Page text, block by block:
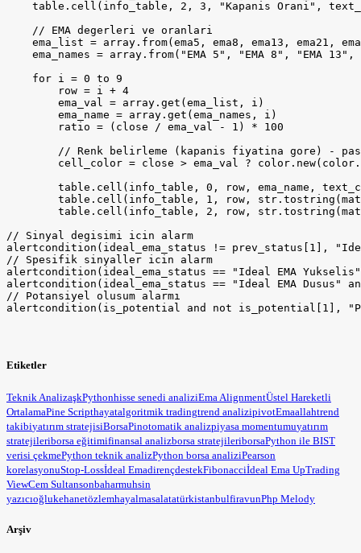
Etiketler
Teknik AnalizaşkPythonhisse senedi analiziEma AlignmentÜstel Hareketli
OrtalamaPine Scripthayatalgoritmik tradingtrend analizipivotEmaallahtrend
takibiyatırım stratejisiBorsaPinotomatik analizpiyasa momentumuyatırım
stratejileriborsa eğitimifinansal analizborsa stratejileriborsaPython ile BIST
verisi çekmePython teknik analizPython borsa analiziPearson
korelasyonuStop-Lossİdeal EmadirençdestekFibonacciİdeal Ema UpTrading
ViewCem Sultansonbaharmuhsin
yazıcıoğlukehanetözlemhayalmasalatatürkistanbulfiravunPhp Melody
Arşiv